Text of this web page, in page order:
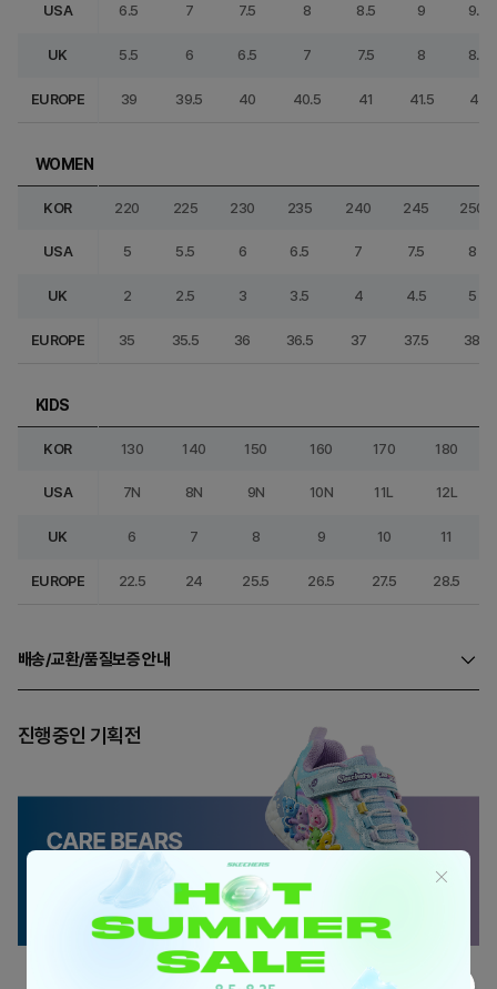
USA 6.5 7 7.5 8 8.5 9 9.5
UK 5.5 6 6.5 7 7.5 8 8.5
EUROPE 39 39.5 40 40.5 41 41.5 42
WOMEN
KOR 220 225 230 235 240 245 250
USA 5 5.5 6 6.5 7 7.5 8
UK 2 2.5 3 3.5 4 4.5 5
EUROPE 35 35.5 36 36.5 37 37.5 38
KIDS
KOR 130 140 150 160 170 180
USA 7N 8N 9N 10N 11L 12L
UK 6 7 8 9 10 11
EUROPE 22.5 24 25.5 26.5 27.5 28.5
배송/교환/품질보증 안내
진행중인 기획전